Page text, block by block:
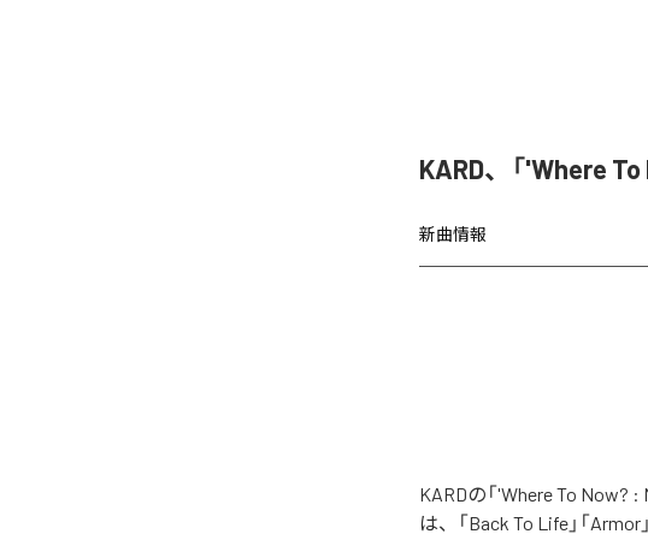
KARD、「'Where
新曲情報
KARDの「'Where To
は、「Back To Life」「Armor